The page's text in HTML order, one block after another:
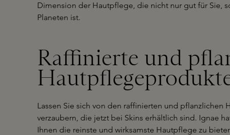
Dimension der Hautpflege, die nicht nur gut für Sie,
Planeten ist.
Raffinierte und
Hautpflegeprodukte
Lassen Sie sich von den raffinierten und pflanzlichen
verzaubern, die jetzt bei Skins erhältlich sind. Ignae
Ihnen die reinste und wirksamste Hautpflege zu